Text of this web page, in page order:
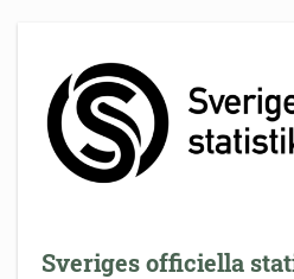
Sveriges officiella